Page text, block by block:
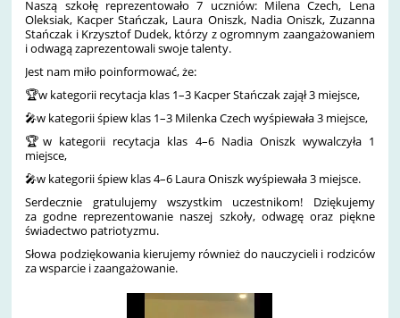
Naszą szkołę reprezentowało 7 uczniów: Milena Czech, Lena
Oleksiak, Kacper Stańczak, Laura Oniszk, Nadia Oniszk, Zuzanna
Stańczak i Krzysztof Dudek, którzy z ogromnym zaangażowaniem
i odwagą zaprezentowali swoje talenty.
Jest nam miło poinformować, że:
🏆w kategorii recytacja klas 1–3 Kacper Stańczak zajął 3 miejsce,
🎤w kategorii śpiew klas 1–3 Milenka Czech wyśpiewała 3 miejsce,
🏆w kategorii recytacja klas 4–6 Nadia Oniszk wywalczyła 1
miejsce,
🎤w kategorii śpiew klas 4–6 Laura Oniszk wyśpiewała 3 miejsce.
Serdecznie gratulujemy wszystkim uczestnikom! Dziękujemy
za godne reprezentowanie naszej szkoły, odwagę oraz piękne
świadectwo patriotyzmu.
Słowa podziękowania kierujemy również do nauczycieli i rodziców
za wsparcie i zaangażowanie.